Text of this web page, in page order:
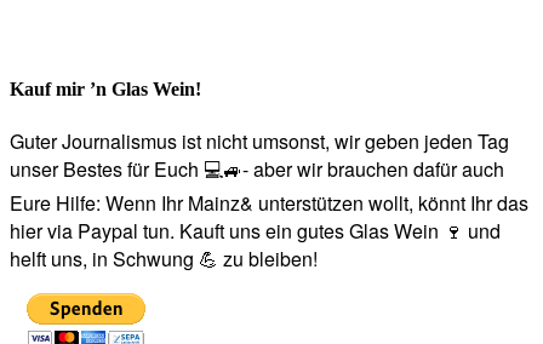
Kauf mir ’n Glas Wein!
Guter Journalismus ist nicht umsonst, wir geben jeden Tag
unser Bestes für Euch 💻🚙- aber wir brauchen dafür auch
Eure Hilfe: Wenn Ihr Mainz& unterstützen wollt, könnt Ihr das
hier via Paypal tun. Kauft uns ein gutes Glas Wein 🍷 und
helft uns, in Schwung 💪 zu bleiben!